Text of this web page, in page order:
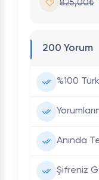
825,00₺
200 Yorum
%100
Anında
Şifreniz